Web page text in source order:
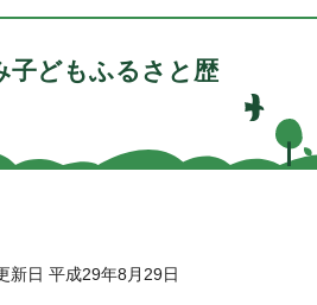
子どもふるさと歴
日 平成29年8月29日